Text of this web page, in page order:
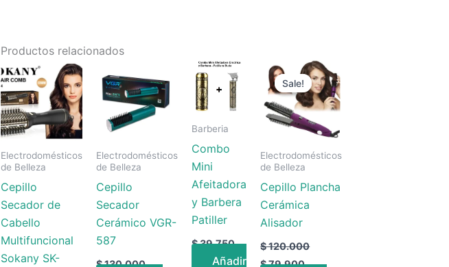
Productos relacionados
Electrodomésticos
de Belleza
Cepillo
Secador de
Cabello
Multifuncional
Sokany SK-
Electrodomésticos
de Belleza
Cepillo
Secador
Cerámico VGR-
587
$130.000
Barberia
Combo
Mini
Afeitadora
y Barbera
Patiller
$39.750
Añadir
Sale!
Sale!
Electrodomésticos
de Belleza
Cepillo Plancha
Cerámica
Alisador
$120.000
Original
price
was:
$ 120.000.
$79.900
Current
price
is:
$ 79.900.